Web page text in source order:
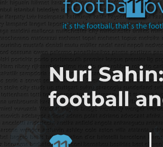
footbaLLove
it's the football, that's the
Nuri
football